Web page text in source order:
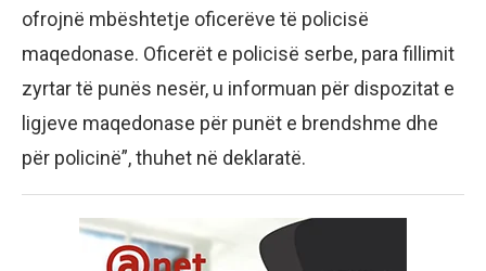
ofrojnë mbështetje oficerëve të policisë
maqedonase. Oficerët e policisë serbe, para fillimit
zyrtar të punës nesër, u informuan për dispozitat e
ligjeve maqedonase për punët e brendshme dhe
për policinë”, thuhet në deklaratë.